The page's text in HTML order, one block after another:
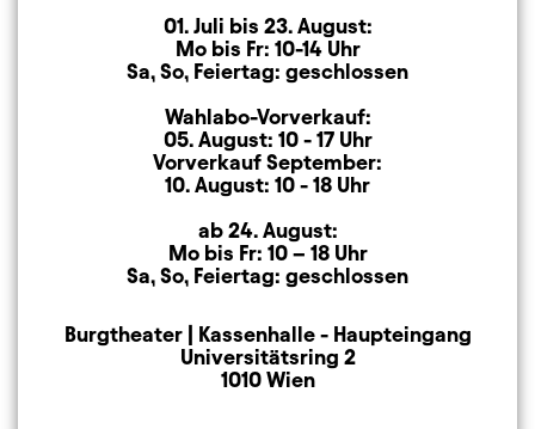
01. Juli bis 23. August:
Mo bis Fr: 10-14 Uhr
Sa, So, Feiertag: geschlossen
Wahlabo-Vorverkauf:
05. August: 10 - 17 Uhr
Vorverkauf September:
10. August: 10 - 18 Uhr
ab 24. August:
Mo bis Fr: 10 – 18 Uhr
Sa, So, Feiertag: geschlossen
Anschrift
Burgtheater | Kassenhalle - Haupteingang
Universitätsring 2
1010 Wien